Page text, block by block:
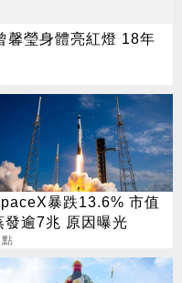
馨瑩身體亮紅燈 18年
暴跌13.6% 市值
發逾7兆 原因曝光